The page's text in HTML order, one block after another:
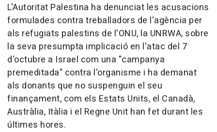
L'Autoritat Palestina ha denunciat les acusacions
formulades contra treballadors de l'agència per
als refugiats palestins de l'ONU, la UNRWA, sobre
la seva presumpta implicació en l'atac del 7
d'octubre a Israel com una "campanya
premeditada" contra l'organisme i ha demanat
als donants que no suspenguin el seu
finançament, com els Estats Units, el Canadà,
Austràlia, Itàlia i el Regne Unit han fet durant les
últimes hores.